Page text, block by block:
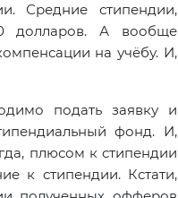
Средние стипендии,
долларов. А вообще
на учёбу. И,
подать заявку и
фонд. И,
плюсом к стипендии
к стипендии. Кстати,